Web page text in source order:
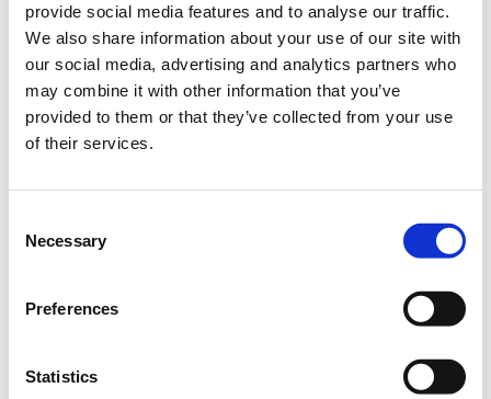
provide social media features and to analyse our traffic.
We also share information about your use of our site with
our social media, advertising and analytics partners who
may combine it with other information that you’ve
provided to them or that they’ve collected from your use
of their services.
Selection
Necessary
Preferences
Statistics
Η τεχνητή νοημοσύνη και τα δεδομένα διαμορφώνουν πλέον
τον τρόπο με τον οποίο σχεδιάζονται στρατηγικές,
κατανέμονται πόροι και δημιουργείται αξία. Η πρόκληση για
τους οργανισμούς δεν αφορά απλώς την υιοθέτηση
τεχνολογιών, αλλά τη συστηματική αξιοποίησή τους με τρόπο
που οδηγεί σε σαφή επιχειρησιακά αποτελέσματα.
Η μετάβαση από πειραματικά έργα σε πλήρως παραγωγικές
αποφάσεων, και από τεχνολογική επένδυση σε
Το Data & AI Conference 2026 εστιάζει ακριβώς σε αυτή τη
δεδομένα και τεχνητή νοημοσύνη στη λήψη αποφάσεων,
ενισχύοντας την ανταγωνιστικότητα, την αποδοτικότητα και